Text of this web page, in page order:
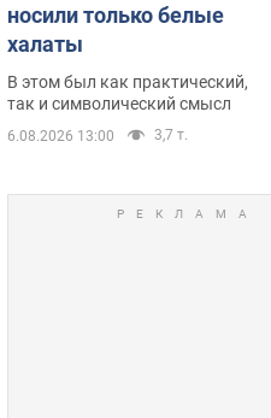
носили только белые
халаты
В этом был как практический,
так и символический смысл
6.08.2026 13:00 3,7 т.